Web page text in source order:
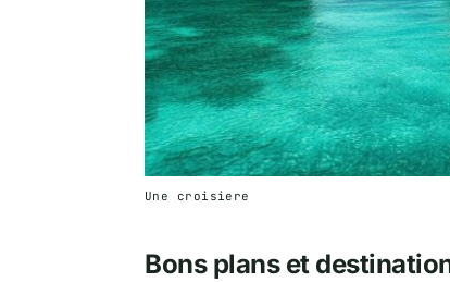
Une croisiere
Bons plans et